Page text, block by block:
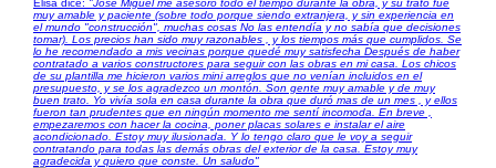
Elisa dice: "José Miguel me asesoró todo el tiempo durante la obra, y su trato fue
muy amable y paciente (sobre todo porque siendo extranjera, y sin experiencia en
el mundo "construcción", muchas cosas No las entendía y no sabía que decisiones
tomar). Los precios han sido muy razonables , y los tiempos más que cumplidos. Se
lo he recomendado a mis vecinas porque quedé muy satisfecha Después de haber
contratado a varios constructores para seguir con las obras en mi casa. Los chicos
de su plantilla me hicieron varios mini arreglos que no venían incluidos en el
presupuesto, y se los agradezco un montón. Son gente muy amable y de muy
buen trato. Yo vivía sola en casa durante la obra que duró mas de un mes , y ellos
fueron tan prudentes que en ningún momento me sentí incomoda. En breve ,
empezaremos con hacer la cocina, poner placas solares e instalar el aire
acondicionado. Estoy muy ilusionada. Y lo tengo claro que le voy a seguir
contratando para todas las demás obras del exterior de la casa. Estoy muy
agradecida y quiero que conste. Un saludo"